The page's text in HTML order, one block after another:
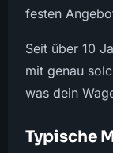
festen
Seit über 10
mit genau
was dein
Typische